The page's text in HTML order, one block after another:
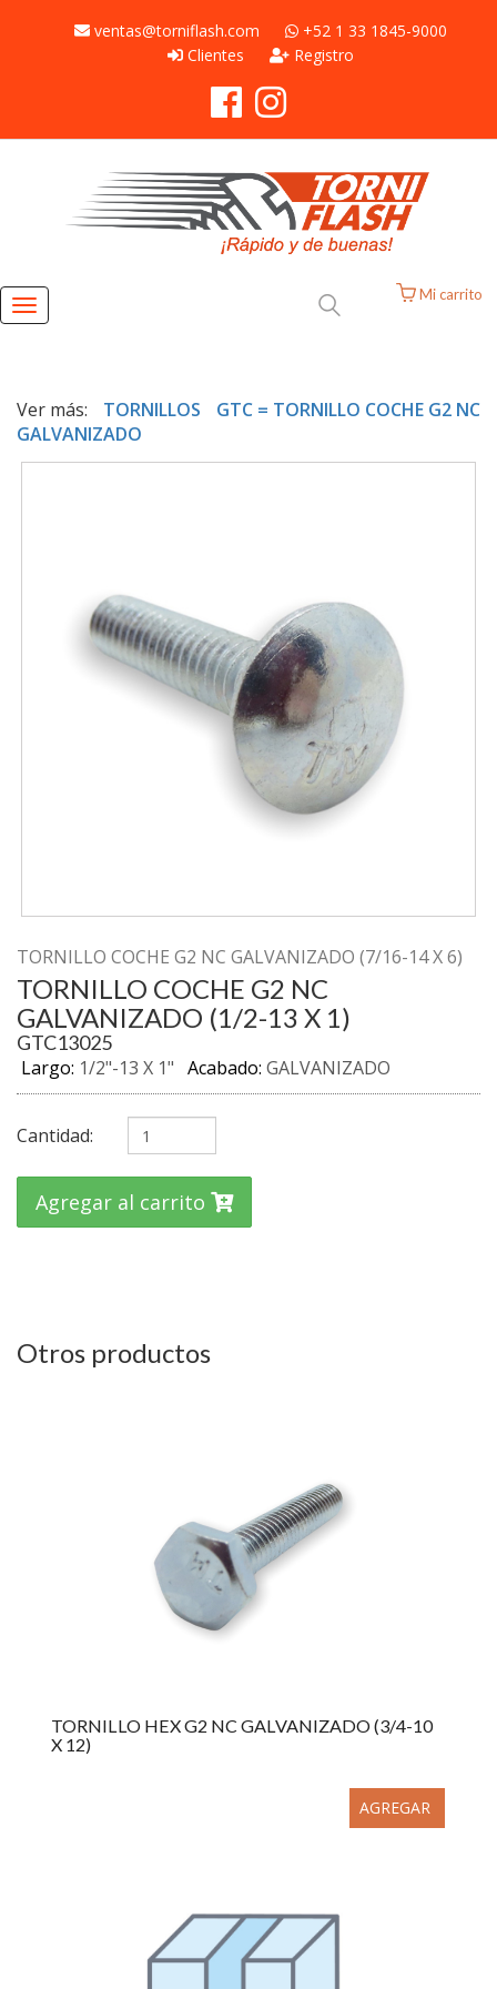
ventas@torniflash.com
+52 1 33 1845-9000
Clientes
Registro
Toggle
Mi carrito
Ver más: TORNILLOS
GTC = TORNILLO COCHE G2 NC
GALVANIZADO
TORNILLO COCHE G2 NC GALVANIZADO (7/16-14 X 6)
TORNILLO COCHE G2 NC
GALVANIZADO (1/2-13 X 1)
GTC13025
Largo: 1/2"-13 X 1" Acabado: GALVANIZADO
Cantidad:
Agregar al carrito
Otros productos
TORNILLO HEX G2 NC GALVANIZADO (3/4-10
X 12)
AGREGAR